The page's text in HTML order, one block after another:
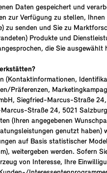
Daten gespeichert und
zur Verfügung zu stellen,
zu senden und Sie zu
Produkte und
die Sie ausgewählt
(Kontaktinformationen,
Präferenzen,
Siegfried-Marcus-Straße
Straße 24, 5021
(Ihren angegebenen
genutzt haben)
auf Basis statistischer
weitergeben werden. Sofern
von Interesse, Ihre